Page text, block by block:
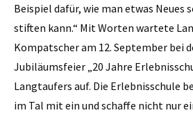
Beispiel dafür, wie man etwas Neues
stiften kann.“ Mit Worten wartete
Kompatscher am 12. September bei
Jubiläumsfeier „20 Jahre
Langtaufers auf. Die Erlebnisschule
im Tal mit ein und schaffe nicht nur